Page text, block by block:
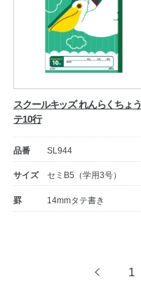
スクールキッズ れんらくちょ
テ10行
品番 SL944
サイズ セミB5（学用3号）
罫 14mmタテ書き
前
1